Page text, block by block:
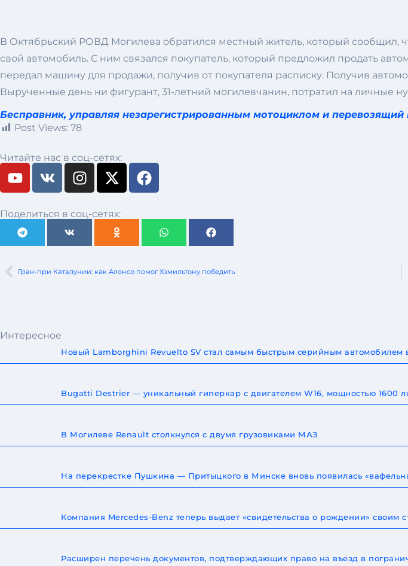
В Октябрьский РОВД Могилева обратился местный житель, который сообщил,
свой автомобиль. С ним связался покупатель, который предложил продать
передал машину для продажи, получив от покупателя расписку. Получив
Вырученные день ни фигурант, 31-летний могилевчанин, потратил на личные
Бесправник, управляя незарегистрированным мотоциклом и перевозящий
Post Views: 78
Читайте нас в соц-сетях:
Поделиться в соц-сетях:
Гран-при Каталунии: как Алонсо помог Хэмильтону победить
Интересное
Новый Lamborghini Revuelto SV стал самым быстрым серийным автомобилем
Bugatti Destrier — уникальный гиперкар с двигателем W16, мощностью 1600
В Могилеве Renault столкнулся с двумя грузовиками МАЗ
На перекрестке Пушкина — Притыцкого в Минске вновь появилась
Компания Mercedes-Benz теперь выдает «свидетельства о рождении» своим
Расширен перечень документов, подтверждающих право на въезд в